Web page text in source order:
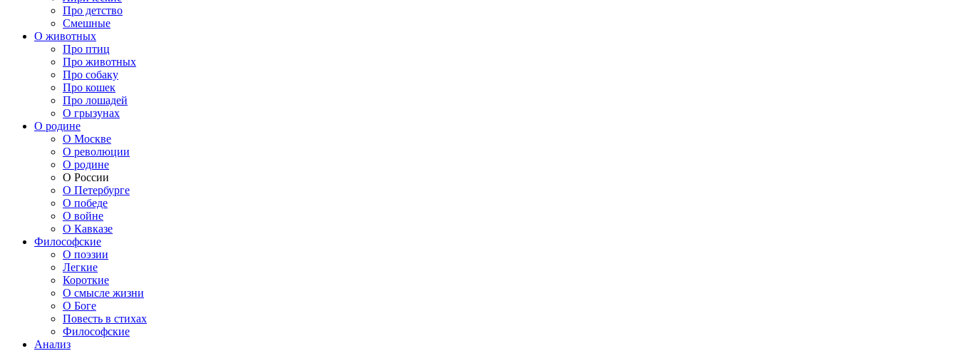
Про детство
Смешные
О животных
Про птиц
Про животных
Про собаку
Про кошек
Про лошадей
О грызунах
О родине
О Москве
О революции
О родине
О России
О Петербурге
О победе
О войне
О Кавказе
Философские
О поэзии
Легкие
Короткие
О смысле жизни
О Боге
Повесть в стихах
Философские
Анализ